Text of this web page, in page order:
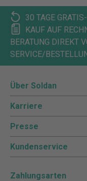
30 TAGE
KAUF AUF
BERATUNG DIREKT
SERVICE/
Über Soldan
Karriere
Presse
Kundenservice
Zahlungsarten